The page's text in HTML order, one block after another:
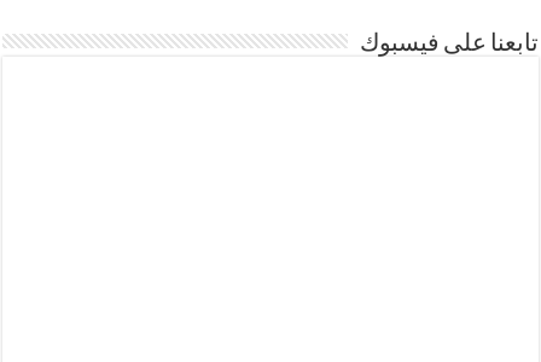
تابعنا على فيسبوك